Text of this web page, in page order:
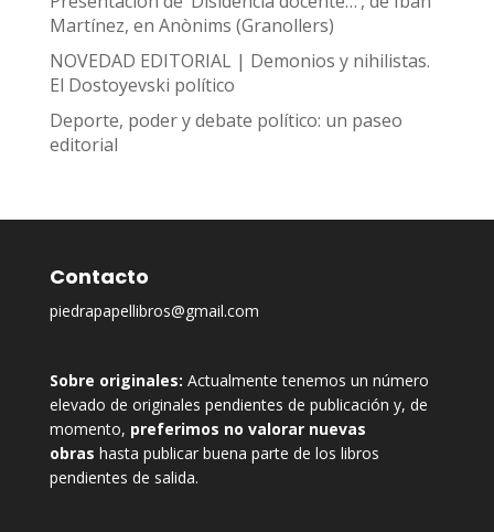
Martínez, en Anònims (Granollers)
NOVEDAD EDITORIAL | Demonios y nihilistas.
El Dostoyevski político
Deporte, poder y debate político: un paseo
editorial
Contacto
piedrapapellibros@gmail.com
Sobre originales: Actualmente tenemos un número
elevado de originales pendientes de publicación y, de
momento, preferimos no valorar nuevas
obras hasta publicar buena parte de los libros
pendientes de salida.